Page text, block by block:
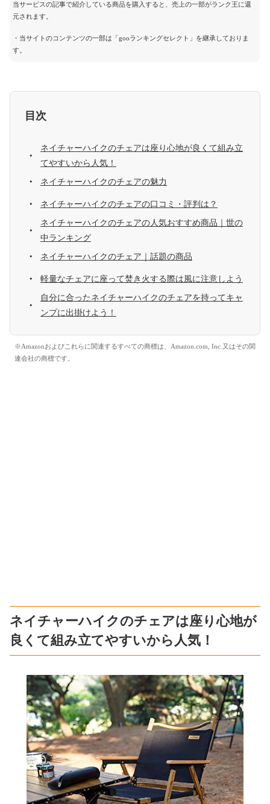
当サービスの記事で紹介している商品を購入すると、売上の一部がランク王に還
元されます。
・当サイトのコンテンツの一部は「gooランキングセレクト」を継承しておりま
す。
目次
ネイチャーハイクのチェアは座り心地が良くて組み立
てやすいから人気！
ネイチャーハイクのチェアの魅力
ネイチャーハイクのチェアの口コミ・評判は？
ネイチャーハイクのチェアの人気おすすめ商品｜世の
中ランキング
ネイチャーハイクのチェア｜話題の商品
軽量なチェアに座って焚き火する際は風に注意しよう
自分に合ったネイチャーハイクのチェアを持ってキャ
ンプに出掛けよう！
※Amazonおよびこれらに関連するすべての商標は、Amazon.com, Inc.又はその関
連会社の商標です。
ネイチャーハイクのチェアは座り心地が
良くて組み立てやすいから人気！